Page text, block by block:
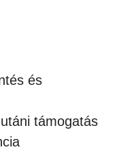
és
támogatás